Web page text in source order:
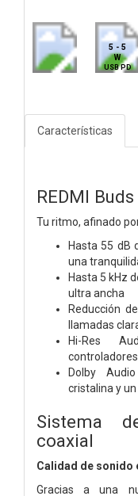
5 - 5
W
USB PD
Características
REDMI
Tu ritmo, afinado
Hasta 55 dB
una
Hasta 5 kHz
ultra ancha
Reducción
llamadas
Hi-Res
Dolby
cristalina y
Sistema
coaxial
Calidad de sonido
Gracias a una